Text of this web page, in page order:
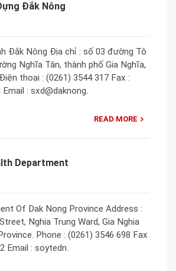
Đắk Nông
Đắk Nông Địa chỉ : số 03 đường Tô
Nghĩa Tân, thành phố Gia Nghĩa,
thoại : (0261) 3544 317 Fax :
: sxd@daknong.
READ MORE
Department
Of Dak Nong Province Address :
Nghia Trung Ward, Gia Nghia
Phone : (0261) 3546 698 Fax
Email : soytedn.